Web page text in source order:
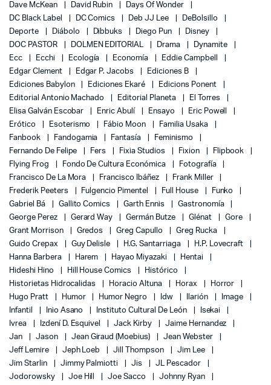
Dave McKean
David Rubin
Days Of Wonder
DC Black Label
DC Comics Deb JJ Lee
DeBolsillo
Deporte
Diábolo Dibbuks Diego Pun
Disney
DOC PASTOR
DOLMEN EDITORIAL Drama
Dynamite
Ecc
Ecchi Ecología Economía
Eddie Campbell
Edgar Clement
Edgar P. Jacobs
Ediciones B
Ediciones Babylon
Ediciones Ekaré
Edicions Ponent
Editorial Antonio Machado
Editorial Planeta
El Torres
Elisa Galván Escobar
Enric Abulí Ensayo
Eric Powell
Erótico
Esoterismo Fábio Moon
Familia Usaka
Fanbook
Fandogamia Fantasía
Feminismo
Fernando De Felipe
Fers Fixia Studios Fixion
Flipbook
Flying Frog
Fondo De Cultura Económica
Fotografía
Francisco De La Mora
Francisco Ibáñez
Frank Miller
Frederik Peeters
Fulgencio Pimentel Full House
Funko
Gabriel Bá
Gallito Comics Garth Ennis
Gastronomía
George Perez
Gerard Way Germán Butze Glénat
Gore
Grant Morrison
Gredos Greg Capullo
Greg Rucka
Guido Crepax
Guy Delisle H.G. Santarriaga
H.P. Lovecraft
Hanna Barbera
Harem Hayao Miyazaki
Hentai
Hideshi Hino
Hill House Comics
Histórico
Historietas Hidrocalidas
Horacio Altuna Horax
Horror
Hugo Pratt
Humor Humor Negro Idw Ilarión
Image
Infantil
Inio Asano Instituto Cultural De León
Isekai
Ivrea
Izdení D. Esquivel Jack Kirby
Jaime Hernandez
Jan
Jason Jean Giraud (Moebius)
Jean Webster
Jeff Lemire
Jeph Loeb Jill Thompson
Jim Lee
Jim Starlin
Jimmy Palmiotti Jis
JL Pescador
Jodorowsky
Joe Hill Joe Sacco
Johnny Ryan